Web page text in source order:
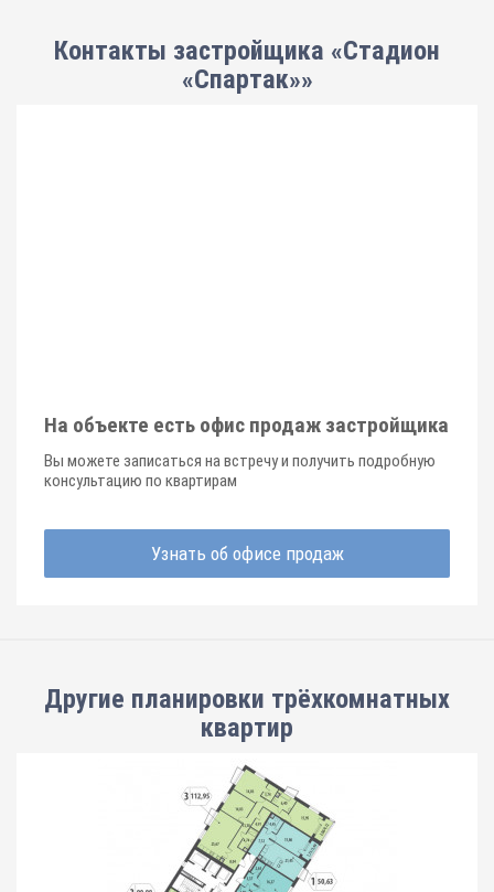
Контакты застройщика «Стадион
«Спартак»»
На объекте есть офис продаж застройщика
Вы можете записаться на встречу и получить подробную
консультацию по квартирам
Узнать об офисе продаж
Другие планировки трёхкомнатных
квартир